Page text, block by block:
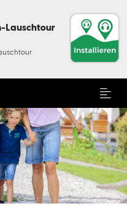
Lauschtour
Menu
©